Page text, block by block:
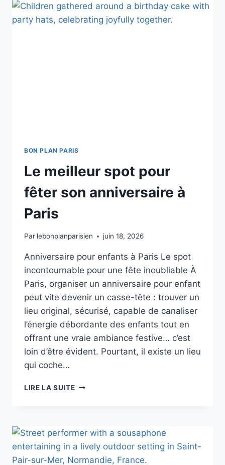
BON PLAN PARIS
Le meilleur spot pour
fêter son anniversaire à
Paris
Par lebonplanparisien juin 18, 2026
Anniversaire pour enfants à Paris Le spot
incontournable pour une fête inoubliable À
Paris, organiser un anniversaire pour enfant
peut vite devenir un casse-tête : trouver un
lieu original, sécurisé, capable de canaliser
l’énergie débordante des enfants tout en
offrant une vraie ambiance festive… c’est
loin d’être évident. Pourtant, il existe un lieu
qui coche…
LIRE LA SUITELE
SON
ANNIVERSAIRE
À